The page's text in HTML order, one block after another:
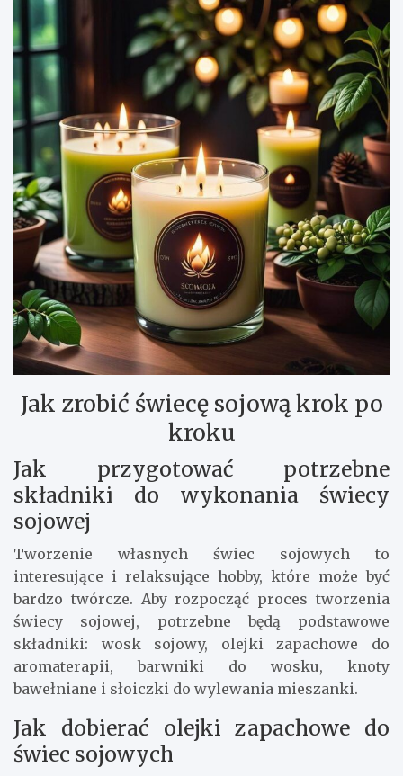
Jak zrobić świecę sojową krok po
kroku
Jak przygotować potrzebne
składniki do wykonania świecy
sojowej
Tworzenie własnych świec sojowych to
interesujące i relaksujące hobby, które może być
bardzo twórcze. Aby rozpocząć proces tworzenia
świecy sojowej, potrzebne będą podstawowe
składniki: wosk sojowy, olejki zapachowe do
aromaterapii, barwniki do wosku, knoty
bawełniane i słoiczki do wylewania mieszanki.
Jak dobierać olejki zapachowe do
świec sojowych